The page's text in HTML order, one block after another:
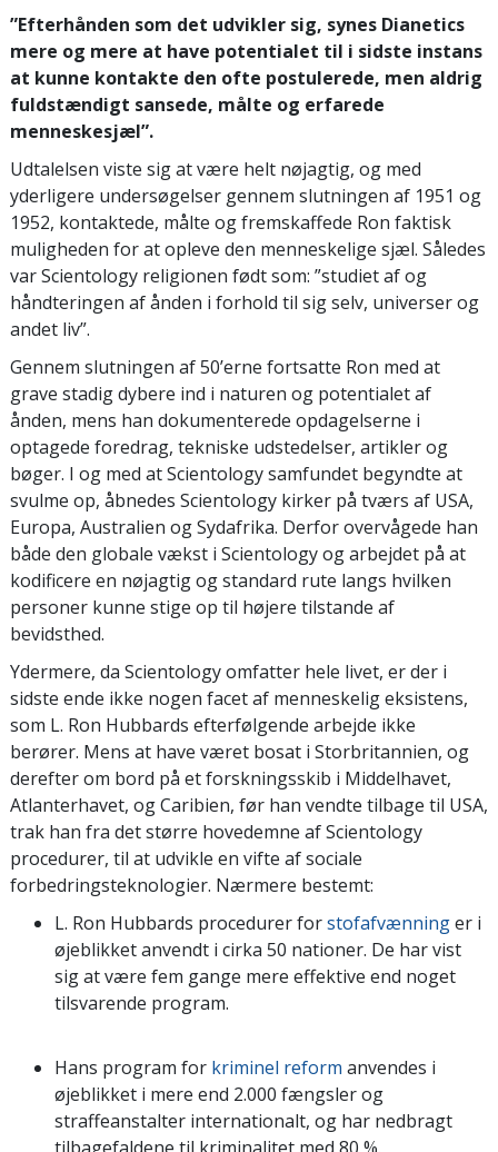
”Efterhånden som det udvikler sig, synes Dianetics
mere og mere at have potentialet til i sidste instans
at kunne kontakte den ofte postulerede, men aldrig
fuldstændigt sansede, målte og erfarede
menneskesjæl”.
Udtalelsen viste sig at være helt nøjagtig, og med
yderligere undersøgelser gennem slutningen af 1951 og
1952, kontaktede, målte og fremskaffede Ron faktisk
muligheden for at opleve den menneskelige sjæl. Således
var Scientology religionen født som: ”studiet af og
håndteringen af ånden i forhold til sig selv, universer og
andet liv”.
Gennem slutningen af 50’erne fortsatte Ron med at
grave stadig dybere ind i naturen og potentialet af
ånden, mens han dokumenterede opdagelserne i
optagede foredrag, tekniske udstedelser, artikler og
bøger. I og med at Scientology samfundet begyndte at
svulme op, åbnedes Scientology kirker på tværs af USA,
Europa, Australien og Sydafrika. Derfor overvågede han
både den globale vækst i Scientology og arbejdet på at
kodificere en nøjagtig og standard rute langs hvilken
personer kunne stige op til højere tilstande af
bevidsthed.
Ydermere, da Scientology omfatter hele livet, er der i
sidste ende ikke nogen facet af menneskelig eksistens,
som L. Ron Hubbards efterfølgende arbejde ikke
berører. Mens at have været bosat i Storbritannien, og
derefter om bord på et forskningsskib i Middelhavet,
Atlanterhavet, og Caribien, før han vendte tilbage til USA,
trak han fra det større hovedemne af Scientology
procedurer, til at udvikle en vifte af sociale
forbedringsteknologier. Nærmere bestemt:
L. Ron Hubbards procedurer forstofafvænninger i
øjeblikket anvendt i cirka 50 nationer. De har vist
sig at være fem gange mere effektive end noget
tilsvarende program.
Hans program for kriminel reform anvendes i
øjeblikket i mere end 2.000 fængsler og
straffeanstalter internationalt, og har nedbragt